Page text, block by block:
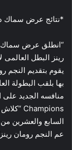
*نتائج عرض سماك
“انطلق عرض سماك
يقوم بتقديم النجم
السابع والعشرين
عم النجم رومان